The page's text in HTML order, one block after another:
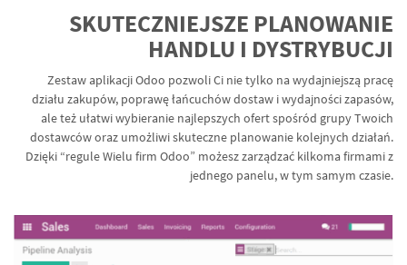
SKUTECZNIEJSZE PLANOWANIE
HANDLU I DYSTRYBUCJI
Zestaw aplikacji Odoo pozwoli Ci nie tylko na wydajniejszą pracę
działu zakupów, poprawę łańcuchów dostaw i wydajności zapasów,
ale też ułatwi wybieranie najlepszych ofert spośród grupy Twoich
dostawców oraz umożliwi skuteczne planowanie kolejnych działań.
Dzięki “regule Wielu firm Odoo” możesz zarządzać kilkoma firmami z
jednego panelu, w tym samym czasie.